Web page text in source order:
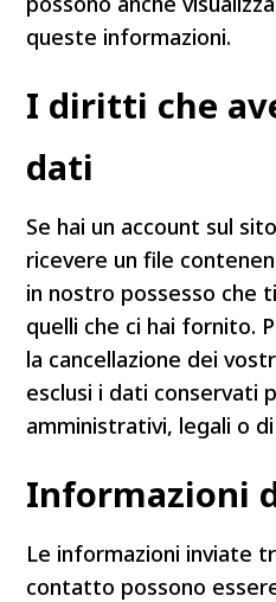
queste informazioni.
I diritti che
dati
Se hai un account sul
ricevere un file
in nostro possesso che
quelli che ci hai fornito.
la cancellazione dei
esclusi i dati conservati
amministrativi, legali o
Informazioni
Le informazioni inviate
contatto possono